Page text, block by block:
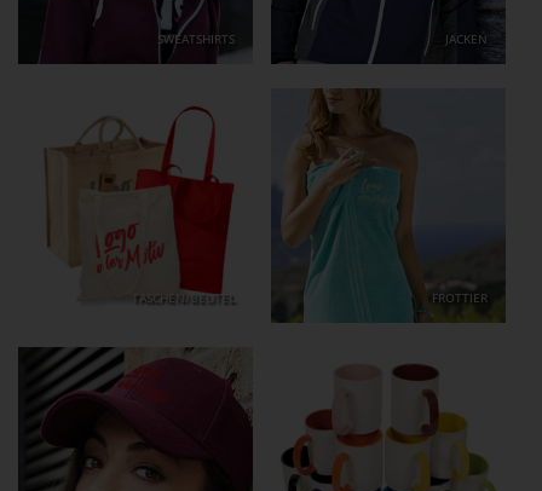
SWEATSHIRTS JACKEN
TASCHEN/BEUTEL FROTTIER